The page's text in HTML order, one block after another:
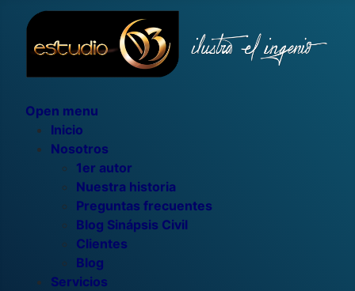
Open menu
Inicio
Nosotros
1er autor
Nuestra historia
Preguntas frecuentes
Blog Sinápsis Civil
Clientes
Blog
Servicios